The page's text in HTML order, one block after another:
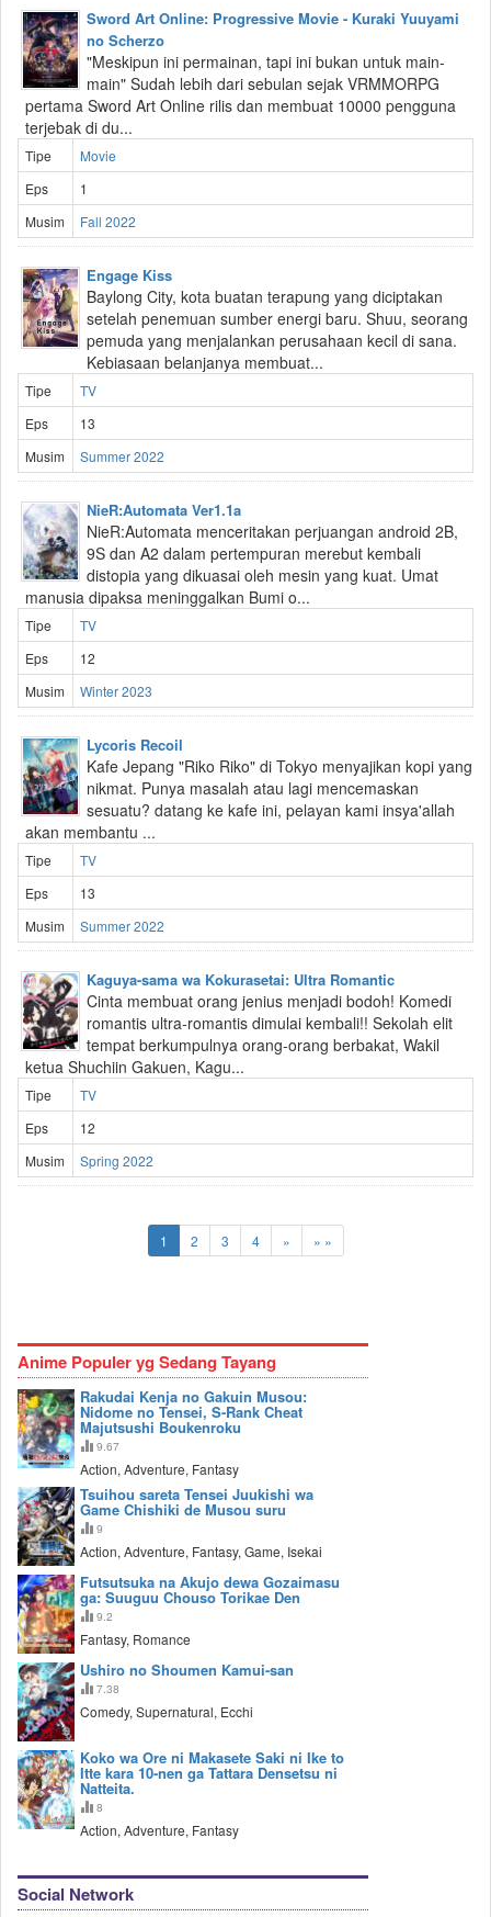
Sword Art Online: Progressive Movie - Kuraki Yuuyami
no Scherzo
"Meskipun ini permainan, tapi ini bukan untuk main-
main" Sudah lebih dari sebulan sejak VRMMORPG
pertama Sword Art Online rilis dan membuat 10000 pengguna
terjebak di du...
Tipe
Movie
Eps
1
Musim
Fall 2022
Engage Kiss
Baylong City, kota buatan terapung yang diciptakan
setelah penemuan sumber energi baru. Shuu, seorang
pemuda yang menjalankan perusahaan kecil di sana.
Kebiasaan belanjanya membuat...
Tipe
TV
Eps
13
Musim
Summer 2022
NieR:Automata Ver1.1a
NieR:Automata menceritakan perjuangan android 2B,
9S dan A2 dalam pertempuran merebut kembali
distopia yang dikuasai oleh mesin yang kuat. Umat
manusia dipaksa meninggalkan Bumi o...
Tipe
TV
Eps
12
Musim
Winter 2023
Lycoris Recoil
Kafe Jepang "Riko Riko" di Tokyo menyajikan kopi yang
nikmat. Punya masalah atau lagi mencemaskan
sesuatu? datang ke kafe ini, pelayan kami insya'allah
akan membantu ...
Tipe
TV
Eps
13
Musim
Summer 2022
Kaguya-sama wa Kokurasetai: Ultra Romantic
Cinta membuat orang jenius menjadi bodoh! Komedi
romantis ultra-romantis dimulai kembali!! Sekolah elit
tempat berkumpulnya orang-orang berbakat, Wakil
ketua Shuchiin Gakuen, Kagu...
Tipe
TV
Eps
12
Musim
Spring 2022
1 2 3 4 » » »
Anime Populer yg Sedang Tayang
Rakudai Kenja no Gakuin Musou:
Nidome no Tensei, S-Rank Cheat
Majutsushi Boukenroku
9.67
Action, Adventure, Fantasy
Tsuihou sareta Tensei Juukishi wa
Game Chishiki de Musou suru
9
Action, Adventure, Fantasy, Game, Isekai
Futsutsuka na Akujo dewa Gozaimasu
ga: Suuguu Chouso Torikae Den
9.2
Fantasy, Romance
Ushiro no Shoumen Kamui-san
7.38
Comedy, Supernatural, Ecchi
Koko wa Ore ni Makasete Saki ni Ike to
Itte kara 10-nen ga Tattara Densetsu ni
Natteita.
8
Action, Adventure, Fantasy
Social Network